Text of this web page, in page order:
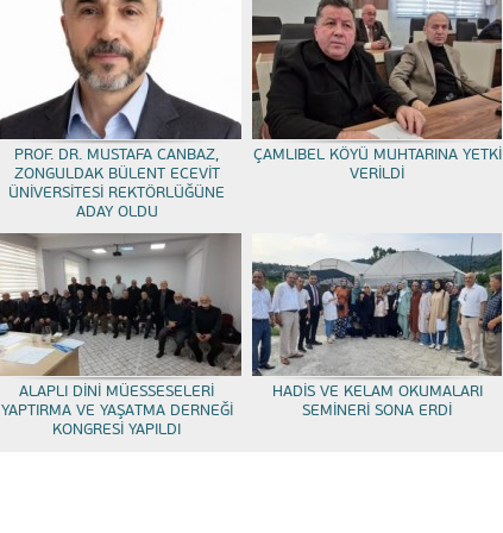
PROF. DR. MUSTAFA CANBAZ,
ZONGULDAK BÜLENT ECEVİT
ÜNİVERSİTESİ REKTÖRLÜĞÜNE
ADAY OLDU
ÇAMLIBEL KÖYÜ MUHTARINA YETKİ
VERİLDİ
ALAPLI DİNİ MÜESSESELERİ
YAPTIRMA VE YAŞATMA DERNEĞİ
KONGRESİ YAPILDI
HADİS VE KELAM OKUMALARI
SEMİNERİ SONA ERDİ